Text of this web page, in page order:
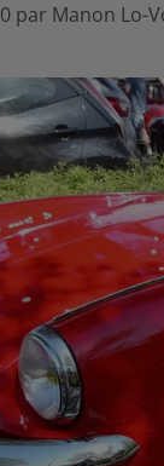
par Manon Lo-